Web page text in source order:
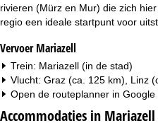
rivieren (Mürz en Mur) die zich
regio een ideale startpunt voor
Vervoer Mariazell
Trein: Mariazell (in de stad)
Vlucht: Graz (ca. 125 km), Linz
Open de routeplanner in Google
Accommodaties in Mariazell